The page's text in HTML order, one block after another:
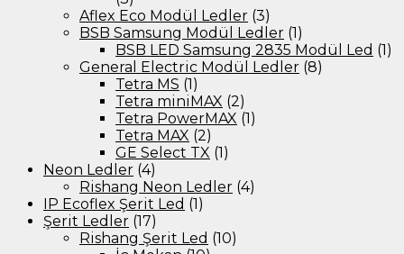
Aflex Eco Modül Ledler (3)
BSB Samsung Modül Ledler (1)
BSB LED Samsung 2835 Modül Led (1)
General Electric Modül Ledler (8)
Tetra MS (1)
Tetra miniMAX (2)
Tetra PowerMAX (1)
Tetra MAX (2)
GE Select TX (1)
Neon Ledler (4)
Rishang Neon Ledler (4)
IP Ecoflex Şerit Led (1)
Şerit Ledler (17)
Rishang Şerit Led (10)